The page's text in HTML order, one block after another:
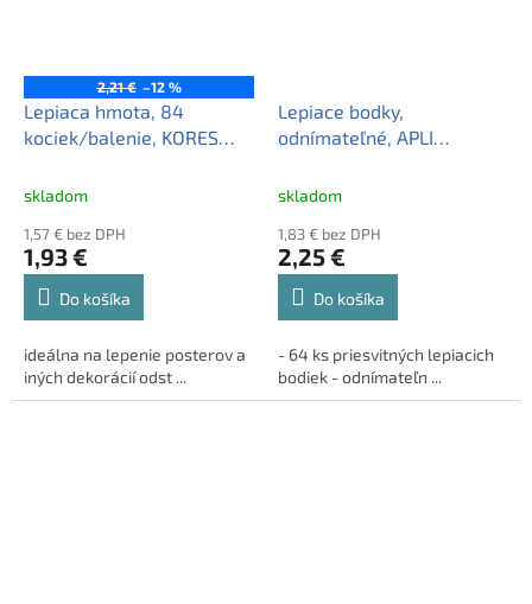
2,21 € –12 %
Lepiaca hmota, 84
kociek/balenie, KORES
skladom
1,57 € bez DPH
1,93 €
Do košíka
ideálna na lepenie posterov a
iných dekorácií odst ...
Lepiace bodky,
odnímateľné, APLI
priesvitné
skladom
1,83 € bez DPH
2,25 €
Do košíka
- 64 ks priesvitných lepiacich
bodiek - odnímateľn ...